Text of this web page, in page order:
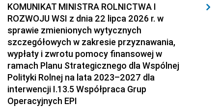
KOMUNIKAT MINISTRA ROLNICTWA I
ROZWOJU WSI z dnia 22 lipca 2026 r. w
sprawie zmienionych wytycznych
szczegółowych w zakresie przyznawania,
wypłaty i zwrotu pomocy finansowej w
ramach Planu Strategicznego dla Wspólnej
Polityki Rolnej na lata 2023–2027 dla
interwencji I.13.5 Współpraca Grup
Operacyjnych EPI